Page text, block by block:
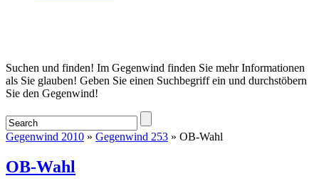
Startseite
Suchen und finden! Im Gegenwind finden Sie mehr Informationen
als Sie glauben! Geben Sie einen Suchbegriff ein und durchstöbern
Sie den Gegenwind!
Gegenwind 2010 » Gegenwind 253 » OB-Wahl
OB-Wahl